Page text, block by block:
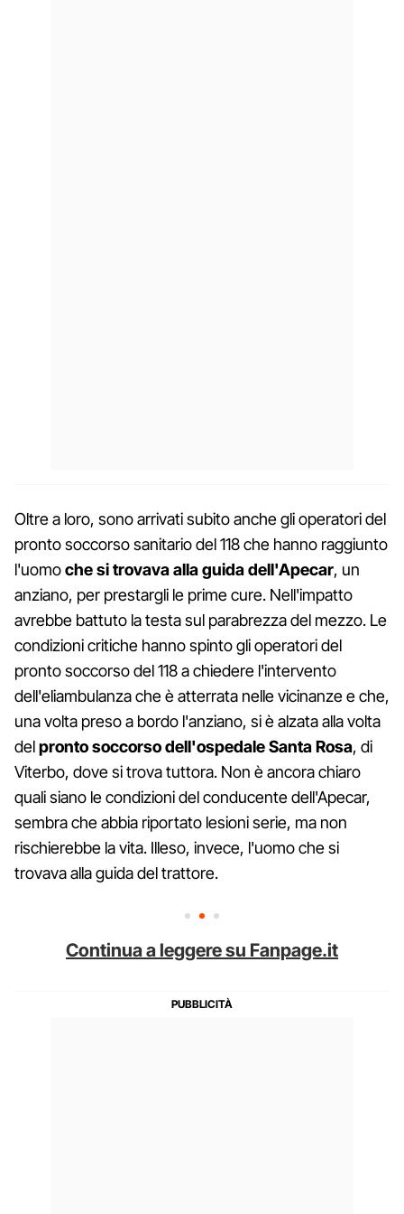
Oltre a loro, sono arrivati subito anche gli operatori del
pronto soccorso sanitario del 118 che hanno raggiunto
l'uomoche si trovava alla guida dell'Apecar, un
anziano, per prestargli le prime cure. Nell'impatto
avrebbe battuto la testa sul parabrezza del mezzo. Le
condizioni critiche hanno spinto gli operatori del
pronto soccorso del 118 a chiedere l'intervento
dell'eliambulanza che è atterrata nelle vicinanze e che,
una volta preso a bordo l'anziano, si è alzata alla volta
delpronto soccorso dell'ospedale Santa Rosa, di
Viterbo, dove si trova tuttora. Non è ancora chiaro
quali siano le condizioni del conducente dell'Apecar,
sembra che abbia riportato lesioni serie, ma non
rischierebbe la vita. Illeso, invece, l'uomo che si
trovava alla guida del trattore.
Continua a leggere su Fanpage.it